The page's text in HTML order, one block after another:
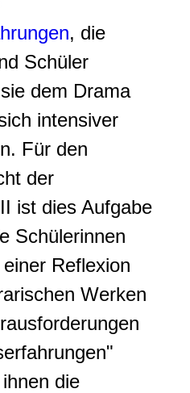
, die
Schüler
dem Drama
intensiver
Für den
der
ist dies Aufgabe
Schülerinnen
Reflexion
Werken
die